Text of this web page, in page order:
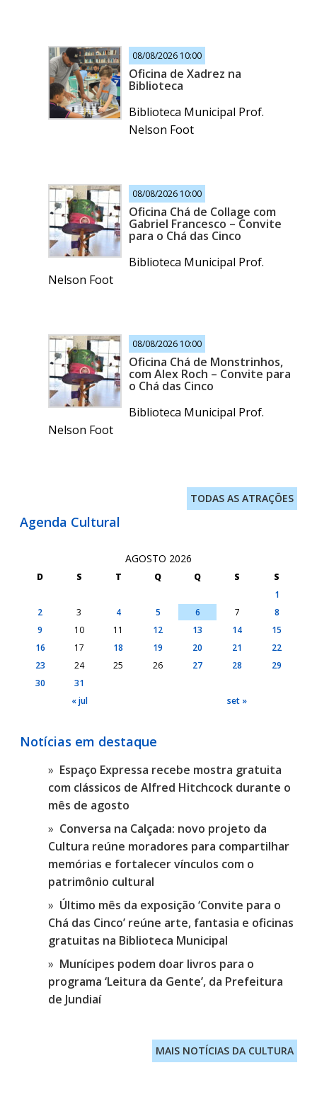
08/08/2026 10:00
Oficina de Xadrez na
Biblioteca
Biblioteca Municipal Prof.
Nelson Foot
08/08/2026 10:00
Oficina Chá de Collage com
Gabriel Francesco – Convite
para o Chá das Cinco
Biblioteca Municipal Prof.
Nelson Foot
08/08/2026 10:00
Oficina Chá de Monstrinhos,
com Alex Roch – Convite para
o Chá das Cinco
Biblioteca Municipal Prof.
Nelson Foot
TODAS AS ATRAÇÕES
Agenda Cultural
AGOSTO 2026
D S T Q Q S
S
1
2
3 4 5 6 7
8
9
10 11 12 13 14
15
16
17 18 19 20 21
22
23
24 25 26 27 28
29
30
31
« jul
set »
Notícias em destaque
Espaço Expressa recebe mostra gratuita
com clássicos de Alfred Hitchcock durante o
mês de agosto
Conversa na Calçada: novo projeto da
Cultura reúne moradores para compartilhar
memórias e fortalecer vínculos com o
patrimônio cultural
Último mês da exposição ‘Convite para o
Chá das Cinco’ reúne arte, fantasia e oficinas
gratuitas na Biblioteca Municipal
Munícipes podem doar livros para o
programa ‘Leitura da Gente’, da Prefeitura
de Jundiaí
MAIS NOTÍCIAS DA CULTURA